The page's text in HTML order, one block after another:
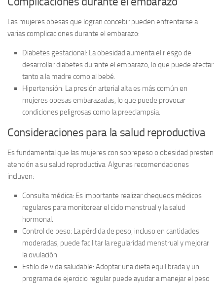
Las mujeres obesas que logran concebir pueden enfrentarse a
varias complicaciones durante el embarazo:
Diabetes gestacional: La obesidad aumenta el riesgo de
desarrollar diabetes durante el embarazo, lo que puede afectar
tanto a la madre como al bebé.
Hipertensión: La presión arterial alta es más común en
mujeres obesas embarazadas, lo que puede provocar
condiciones peligrosas como la preeclampsia.
Consideraciones para la salud reproductiva
Es fundamental que las mujeres con sobrepeso o obesidad presten
atención a su salud reproductiva. Algunas recomendaciones
incluyen:
Consulta médica: Es importante realizar chequeos médicos
regulares para monitorear el ciclo menstrual y la salud
hormonal.
Control de peso: La pérdida de peso, incluso en cantidades
moderadas, puede facilitar la regularidad menstrual y mejorar
la ovulación.
Estilo de vida saludable: Adoptar una dieta equilibrada y un
programa de ejercicio regular puede ayudar a manejar el peso